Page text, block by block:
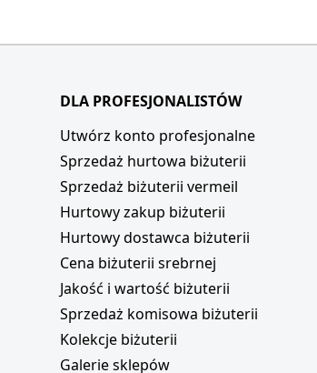
DLA PROFESJONALISTÓW
Utwórz konto profesjonalne
Sprzedaż hurtowa biżuterii
Sprzedaż biżuterii vermeil
Hurtowy zakup biżuterii
Hurtowy dostawca biżuterii
Cena biżuterii srebrnej
Jakość i wartość biżuterii
Sprzedaż komisowa biżuterii
Kolekcje biżuterii
Galerie sklepów